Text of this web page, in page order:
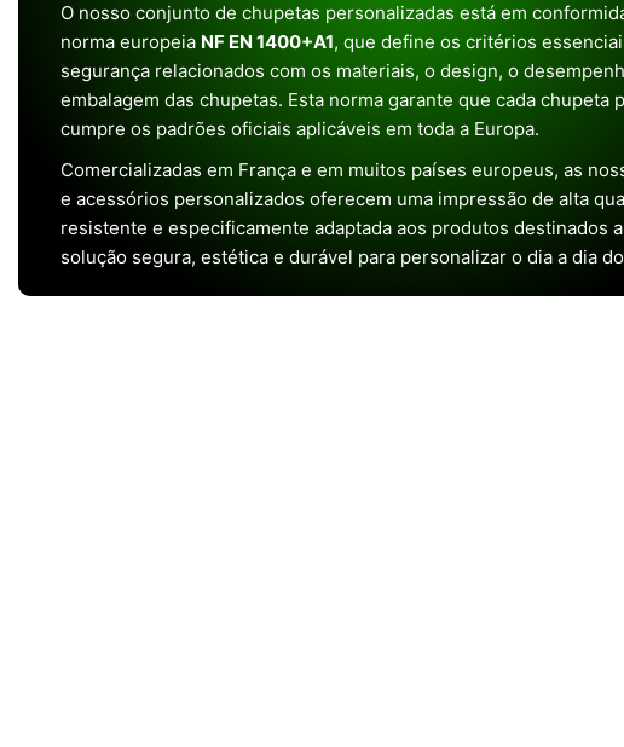
O nosso conjunto de chupetas personalizadas está em
norma europeia NF EN 1400+A1, que define os critérios
segurança relacionados com os materiais, o design, o
embalagem das chupetas. Esta norma garante que cada chupeta
cumpre os padrões oficiais aplicáveis em toda a Europa.
Comercializadas em França e em muitos países europeus, as
e acessórios personalizados oferecem uma impressão de alta
resistente e especificamente adaptada aos produtos destinados
solução segura, estética e durável para personalizar o dia a dia